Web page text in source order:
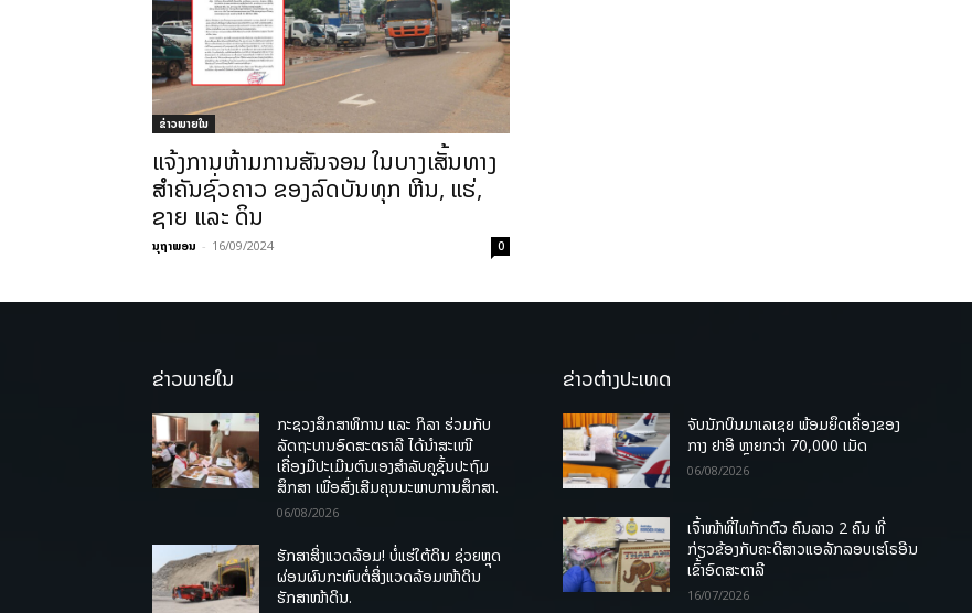
ຂ່າວພາຍ​ໃນ
ແຈ້ງການຫ້າມການສັນຈອນ ໃນບາງເສັ້ນທາງ
ສໍາຄັນຊົ່ວຄາວ ຂອງລົດບັນທຸກ ຫີນ, ແຮ່,
ຊາຍ ແລະ ດິນ
ນຸຖາພອນ - 16/09/2024 0
ຂ່າວພາຍໃນ
ກະຊວງສຶກສາທິການ ແລະ ກິລາ ຮ່ວມກັບ
ລັດຖະບານອົດສະຕຣາລີ ໄດ້ນຳສະເໜີ
ເຄື່ອງມືປະເມີນຕົນເອງສຳລັບຄູຊັ້ນປະຖົມ
ສຶກສາ ເພື່ອສົ່ງເສີມຄຸນນະພາບການສຶກສາ.
06/08/2026
ຮັກສາສິ່ງແວດລ້ອມ! ບໍ່ແຮ່ໃຕ້ດິນ ຊ່ວຍຫຼຸດ
ຜ່ອນຜົນກະທົບຕໍ່ສິ່ງແວດລ້ອມໜ້າດິນ
ຮັກສາໜ້າດິນ.
ຂ່າວຕ່າງປະເທດ
ຈັບນັກບິນມາເລເຊຍ ພ້ອມຍຶດເຄື່ອງຂອງ
ກາງ ຢາອີ ຫຼາຍກວ່າ 70,000 ເມັດ
06/08/2026
ເຈົ້າໜ້າທີ່ໄທກັກຕົວ ຄົນລາວ 2 ຄົນ ທີ່
ກ່ຽວຂ້ອງກັບຄະດີສາວແອລັກລອບເຮໂຣອີນ
ເຂົ້າອົດສະຕາລີ
16/07/2026